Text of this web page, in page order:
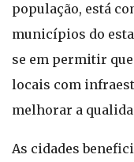
população, está
municípios do
se em permitir
locais com
melhorar a
As cidades